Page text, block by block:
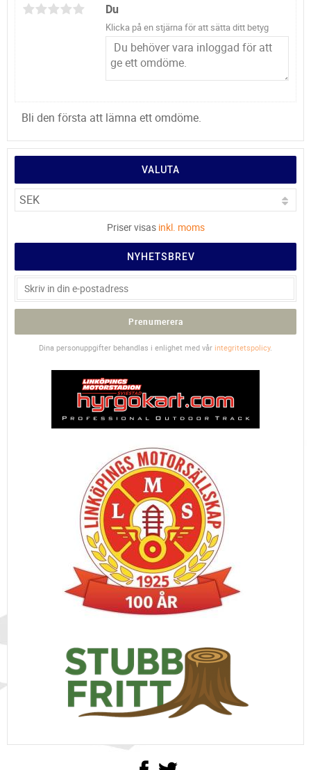
Du
Klicka på en stjärna för att sätta ditt betyg
Bli den första att lämna ett omdöme.
VALUTA
Priser visas inkl. moms
NYHETSBREV
Prenumerera
Dina personuppgifter behandlas i enlighet med vår integritetspolicy.